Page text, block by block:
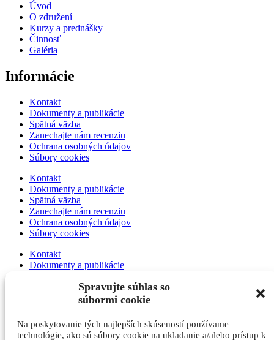
Spravujte súhlas so
súbormi cookie
Na poskytovanie tých najlepších skúseností používame
technológie, ako sú súbory cookie na ukladanie a/alebo prístup k
Úvod
O združení
Kurzy a prednášky
Činnosť
Galéria
Informácie
Kontakt
Dokumenty a publikácie
Spätná väzba
Zanechajte nám recenziu
Ochrana osobných údajov
Súbory cookies
Kontakt
Dokumenty a publikácie
Spätná väzba
Zanechajte nám recenziu
Ochrana osobných údajov
Súbory cookies
Kontakt
Dokumenty a publikácie
Zanechajte nám recenziu
Ochrana osobných údajov
Kontakt